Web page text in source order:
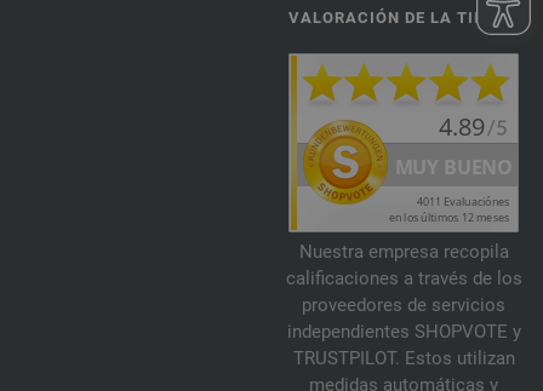
VALORACIÓN DE LA TIENDA
Nuestra empresa recopila
calificaciones a través de los
proveedores de servicios
independientes SHOPVOTE y
TRUSTPILOT. Estos utilizan
medidas automáticas y